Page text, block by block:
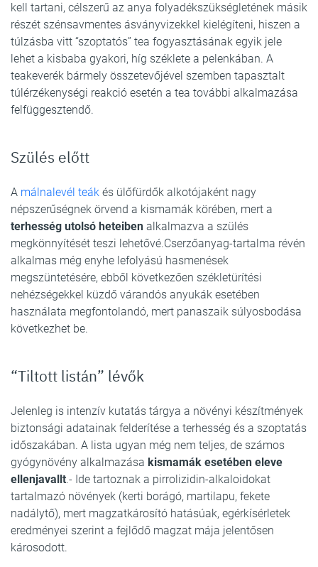
kell tartani, célszerű az anya folyadékszükségletének másik
részét szénsavmentes ásványvizekkel kielégíteni, hiszen a
túlzásba vitt “szoptatós” tea fogyasztásának egyik jele
lehet a kisbaba gyakori, híg széklete a pelenkában. A
teakeverék bármely összetevőjével szemben tapasztalt
túlérzékenységi reakció esetén a tea további alkalmazása
felfüggesztendő.
Szülés előtt
A málnalevél teák és ülőfürdők alkotójaként nagy
népszerűségnek örvend a kismamák körében, mert a
terhesség utolsó heteiben alkalmazva a szülés
megkönnyítését teszi lehetővé.Cserzőanyag-tartalma révén
alkalmas még enyhe lefolyású hasmenések
megszüntetésére, ebből következően székletürítési
nehézségekkel küzdő várandós anyukák esetében
használata megfontolandó, mert panaszaik súlyosbodása
következhet be.
“Tiltott listán” lévők
Jelenleg is intenzív kutatás tárgya a növényi készítmények
biztonsági adatainak felderítése a terhesség és a szoptatás
időszakában. A lista ugyan még nem teljes, de számos
gyógynövény alkalmazása kismamák esetében eleve
ellenjavallt.- Ide tartoznak a pirrolizidin-alkaloidokat
tartalmazó növények (kerti borágó, martilapu, fekete
nadálytő), mert magzatkárosító hatásúak, egérkísérletek
eredményei szerint a fejlődő magzat mája jelentősen
károsodott.